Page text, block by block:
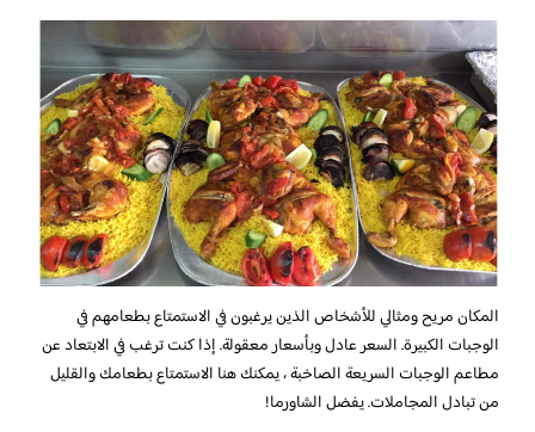
المكان مريح ومثالي للأشخاص الذين يرغبون في الاستمتاع بطعامهم في
الوجبات الكبيرة. السعر عادل وبأسعار معقولة. إذا كنت ترغب في الابتعاد عن
مطاعم الوجبات السريعة الصاخبة ، يمكنك هنا الاستمتاع بطعامك والقليل
من تبادل المجاملات. يفضل الشاورما!